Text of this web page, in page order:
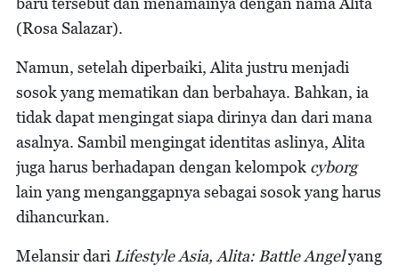
(Rosa Salazar).
Namun, setelah diperbaiki, Alita justru menjadi
sosok yang mematikan dan berbahaya. Bahkan, ia
tidak dapat mengingat siapa dirinya dan dari mana
asalnya. Sambil mengingat identitas aslinya, Alita
juga harus berhadapan dengan kelompok cyborg
lain yang menganggapnya sebagai sosok yang harus
dihancurkan.
Melansir dari Lifestyle Asia, Alita: Battle Angelyang